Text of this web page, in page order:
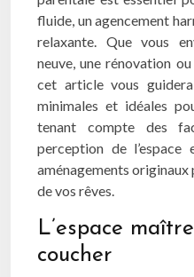
fluide, un agencement
relaxante. Que vous
neuve, une rénovation
cet article vous
minimales et idéales
tenant compte des
perception de
aménagements
de vos rêves.
L’espace
coucher